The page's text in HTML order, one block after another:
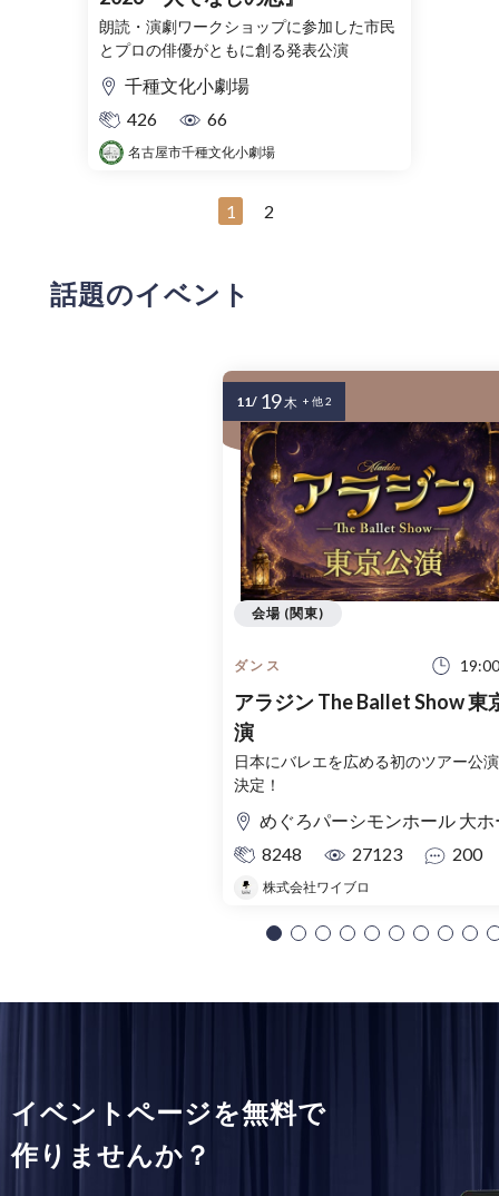
朗読・演劇ワークショップに参加した市民
とプロの俳優がともに創る発表公演
千種文化小劇場
426
66
名古屋市千種文化小劇場
1 2
話題のイベント
ダンス
アラジン The Ballet Show 東
演
日本にバレエを広める初のツアー公
決定！
めぐろパーシモンホール 大ホ
8248
27123 200
株式会社ワイブロ
会場 (関東)
11/ 19木 + 他 2
イベントページを無料で
作りませんか？